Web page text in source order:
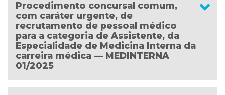
Procedimento concursal comum,
com caráter urgente, de
recrutamento de pessoal médico
para a categoria de Assistente, da
Especialidade de Medicina Interna da
carreira médica — MEDINTERNA
01/2025